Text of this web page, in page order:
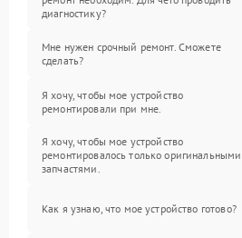
диагностику?
Мне нужен срочный ремонт. Сможете
сделать?
Я хочу, чтобы мое устройство
ремонтировали при мне.
Я хочу, чтобы мое устройство
ремонтировалось только оригинальными
запчастями.
Как я узнаю, что мое устройство готово?